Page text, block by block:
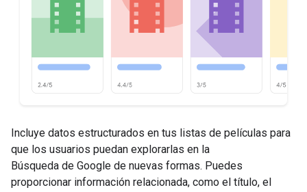
Incluye datos estructurados en tus listas de películas para
que los usuarios puedan explorarlas en la
Búsqueda de Google de nuevas formas. Puedes
proporcionar información relacionada, como el título, el